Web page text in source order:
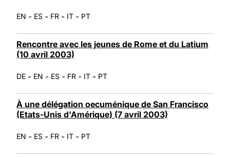
EN - ES - FR - IT - PT
Rencontre avec les jeunes de Rome et du Latium
(10 avril 2003)
DE - EN - ES - FR - IT - PT
À une délégation oecuménique de San Francisco
(Etats-Unis d'Amérique) (7 avril 2003)
EN - ES - FR - IT - PT